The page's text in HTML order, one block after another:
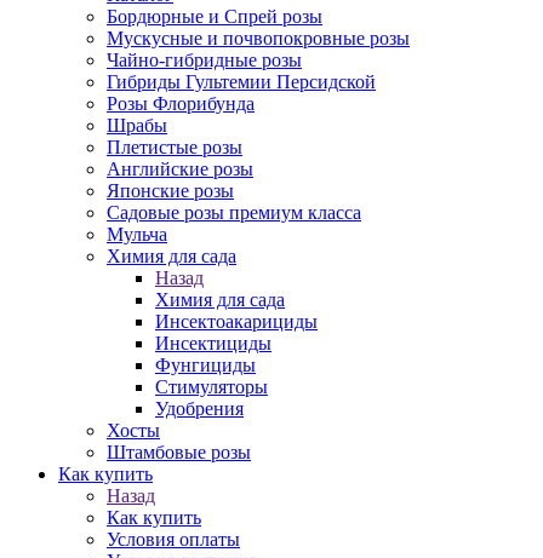
Бордюрные и Спрей розы
Мускусные и почвопокровные розы
Чайно-гибридные розы
Гибриды Гультемии Персидской
Розы Флорибунда
Шрабы
Плетистые розы
Английские розы
Японские розы
Садовые розы премиум класса
Мульча
Химия для сада
Назад
Химия для сада
Инсектоакарициды
Инсектициды
Фунгициды
Стимуляторы
Удобрения
Хосты
Штамбовые розы
Как купить
Назад
Как купить
Условия оплаты